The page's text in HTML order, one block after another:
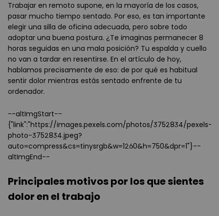
Trabajar en remoto supone, en la mayoría de los casos,
pasar mucho tiempo sentado. Por eso, es tan importante
elegir una silla de oficina adecuada, pero sobre todo
adoptar una buena postura. ¿Te imaginas permanecer 8
horas seguidas en una mala posición? Tu espalda y cuello
no van a tardar en resentirse. En el artículo de hoy,
hablamos precisamente de eso: de por qué es habitual
sentir dolor mientras estás sentado enfrente de tu
ordenador.
--altImgStart--
{"link":"https://images.pexels.com/photos/3752834/pexels-
photo-3752834.jpeg?
auto=compress&cs=tinysrgb&w=1260&h=750&dpr=1"}--
altImgEnd--
Principales motivos por los que sientes
dolor en el trabajo